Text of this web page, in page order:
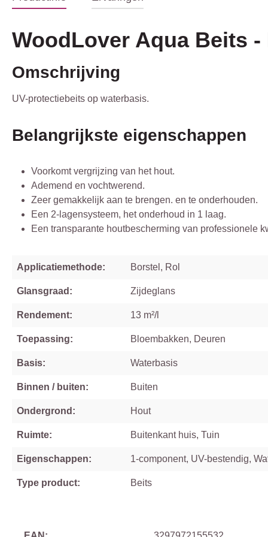
WoodLover Aqua Beits
Omschrijving
UV-protectiebeits op waterbasis.
Belangrijkste eigenschappen
Voorkomt vergrijzing van het hout.
Ademend en vochtwerend.
Zeer gemakkelijk aan te brengen. en te onderhouden.
Een 2-lagensysteem, het onderhoud in 1 laag.
Een transparante houtbescherming van professionele
Applicatiemethode: Borstel, Rol
Glansgraad: Zijdeglans
Rendement: 13 m²/l
Toepassing: Bloembakken, Deuren
Basis: Waterbasis
Binnen / buiten: Buiten
Ondergrond: Hout
Ruimte: Buitenkant huis, Tuin
Eigenschappen: 1-component, UV-bestendig,
Type product: Beits